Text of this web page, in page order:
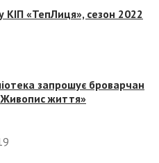
КІП «ТепЛиця», сезон 2022
запрошує броварчан
життя»